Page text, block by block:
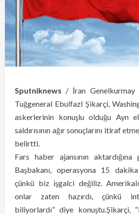
Sputniknews / İran Genelkurmay
Tuğgeneral Ebulfazl Şikarçi,
askerlerinin konuşlu olduğu Ayn
saldırısının ağır sonuçlarını itiraf
belirtti.
Fars haber ajansının
Başbakanı, operasyona 15
çünkü biz işgalci değiliz.
onlar zaten hazırdı, çünkü
biliyorlardı” diye konuştu.Şikarçi,